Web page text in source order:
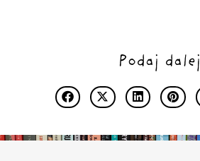
Podaj dalej